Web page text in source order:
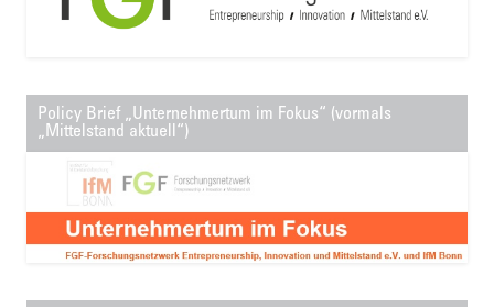
Policy Brief „Unternehmertum im Fokus“ (vormals
„Mittelstand aktuell“)